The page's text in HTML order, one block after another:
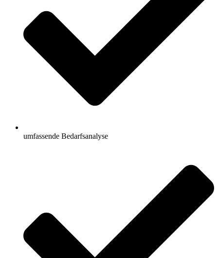
umfassende Bedarfsanalyse